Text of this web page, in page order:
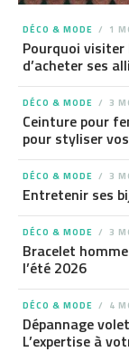
DÉCO & MODE 1
Pourquoi
d’acheter ses
DÉCO & MODE 3
Ceinture pour
pour styliser
DÉCO & MODE 3
Entretenir ses
DÉCO & MODE 3
Bracelet
l’été 2026
DÉCO & MODE 4
Dépannage
L’expertise à